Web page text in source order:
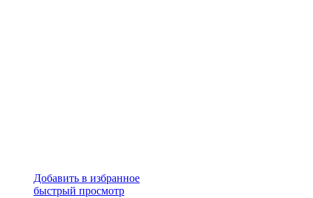
Добавить в избранное
быстрый просмотр